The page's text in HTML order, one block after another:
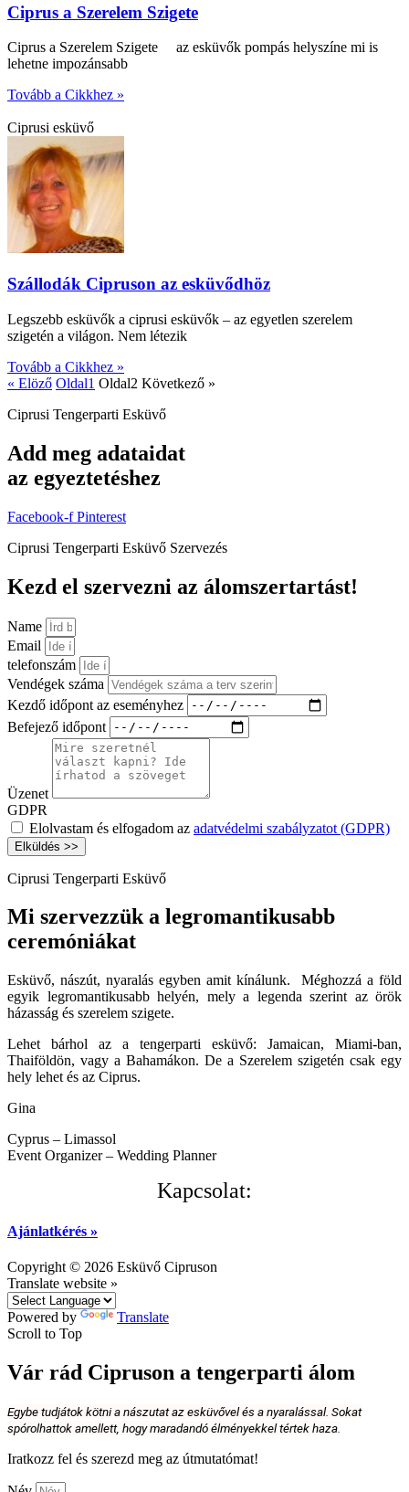
Ciprus a Szerelem Szigete
Ciprus a Szerelem Szigete az esküvők pompás helyszíne mi is
lehetne impozánsabb
Tovább a Cikkhez »
Ciprusi esküvő
Szállodák Cipruson az esküvődhöz
Legszebb esküvők a ciprusi esküvők – az egyetlen szerelem
szigetén a világon. Nem létezik
Tovább a Cikkhez »
« Elöző Oldal1 Oldal2 Következő »
Ciprusi Tengerparti Esküvő
Add meg adataidat
az egyeztetéshez
Facebook-f Pinterest
Ciprusi Tengerparti Esküvő Szervezés
Kezd el szervezni az álomszertartást!
Name
Email
telefonszám
Vendégek száma
Kezdő időpont az eseményhez
Befejező időpont
Üzenet
GDPR
Elolvastam és elfogadom az adatvédelmi szabályzatot (GDPR)
Elküldés >>
Ciprusi Tengerparti Esküvő
Mi szervezzük a legromantikusabb
ceremóniákat
Esküvő, nászút, nyaralás egyben amit kínálunk. Méghozzá a föld
egyik legromantikusabb helyén, mely a legenda szerint az örök
házasság és szerelem szigete.
Lehet bárhol az a tengerparti esküvő: Jamaican, Miami-ban,
Thaiföldön, vagy a Bahamákon. De a Szerelem szigetén csak egy
hely lehet és az Ciprus.
Gina
Cyprus – Limassol
Event Organizer – Wedding Planner
Kapcsolat:
Ajánlatkérés »
Copyright © 2026 Esküvő Cipruson
Translate website »
Powered by
Translate
Scroll to Top
Vár rád Cipruson a tengerparti álom
Egybe tudjátok kötni a nászutat az esküvővel és a nyaralással. Sokat
spórolhattok amellett, hogy maradandó élményekkel tértek haza.
Iratkozz fel és szerezd meg az útmutatómat!